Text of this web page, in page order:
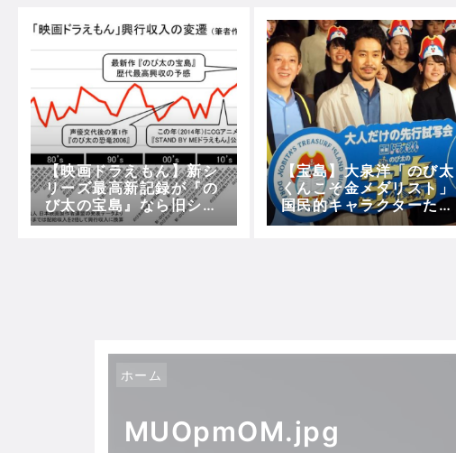
Powered by livedoor 相互RSS
【映画ドラえもん】新シ
リーズ最高新記録が『の
び太の宝島』なら旧シリ
ーズ最高新記録は？？
【宝島】大泉洋「のび太
くんこそ金メダリスト」
国民的キャラクターたち
の活躍を絶賛！！
ホーム
MUOpmOM.jpg